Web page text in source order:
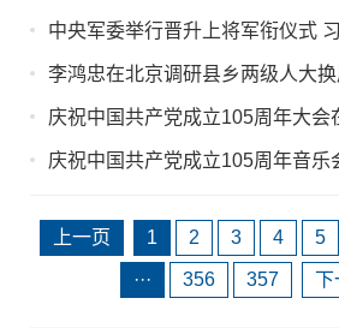
上一页 1 2 3 4 5
··· 356 357 下